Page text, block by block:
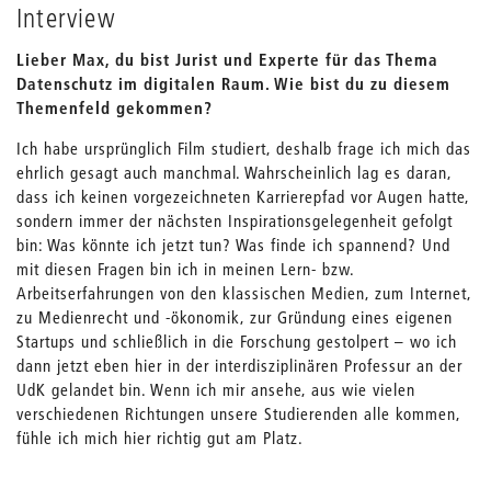
Interview
Lieber Max, du bist Jurist und Experte für das Thema
Datenschutz im digitalen Raum. Wie bist du zu diesem
Themenfeld gekommen?
Ich habe ursprünglich Film studiert, deshalb frage ich mich das
ehrlich gesagt auch manchmal. Wahrscheinlich lag es daran,
dass ich keinen vorgezeichneten Karrierepfad vor Augen hatte,
sondern immer der nächsten Inspirationsgelegenheit gefolgt
bin: Was könnte ich jetzt tun? Was finde ich spannend? Und
mit diesen Fragen bin ich in meinen Lern- bzw.
Arbeitserfahrungen von den klassischen Medien, zum Internet,
zu Medienrecht und -ökonomik, zur Gründung eines eigenen
Startups und schließlich in die Forschung gestolpert – wo ich
dann jetzt eben hier in der interdisziplinären Professur an der
UdK gelandet bin. Wenn ich mir ansehe, aus wie vielen
verschiedenen Richtungen unsere Studierenden alle kommen,
fühle ich mich hier richtig gut am Platz.